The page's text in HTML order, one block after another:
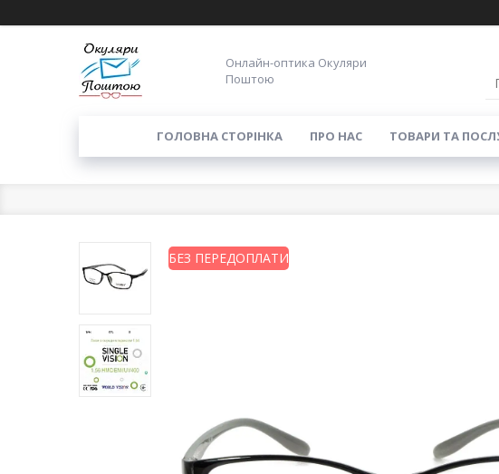
Онлайн-оптика Окуляри
Поштою
ГОЛОВНА СТОРІНКА ПРО НАС ТОВАРИ ТА
БЕЗ ПЕРЕДОПЛАТИ